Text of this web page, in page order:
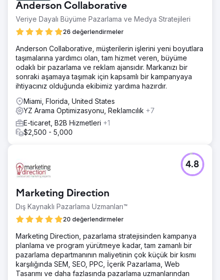
Anderson Collaborative
Veriye Dayalı Büyüme Pazarlama ve Medya Stratejileri
26 değerlendirmeler
Anderson Collaborative, müşterilerin işlerini yeni boyutlara
taşımalarına yardımcı olan, tam hizmet veren, büyüme
odaklı bir pazarlama ve reklam ajansıdır. Markanızı bir
sonraki aşamaya taşımak için kapsamlı bir kampanyaya
ihtiyacınız olduğunda ekibimiz yardıma hazırdır.
Miami, Florida, United States
YZ Arama Optimizasyonu, Reklamcılık +7
E-ticaret, B2B Hizmetleri +1
$2,500 - 5,000
Marketing Direction
Dış Kaynaklı Pazarlama Uzmanları™
20 değerlendirmeler
4.8
Marketing Direction, pazarlama stratejisinden kampanya
planlama ve program yürütmeye kadar, tam zamanlı bir
pazarlama departmanının maliyetinin çok küçük bir kısmı
karşılığında SEM, SEO, PPC, İçerik Pazarlama, Web
Tasarımı ve daha fazlasında pazarlama uzmanlarından